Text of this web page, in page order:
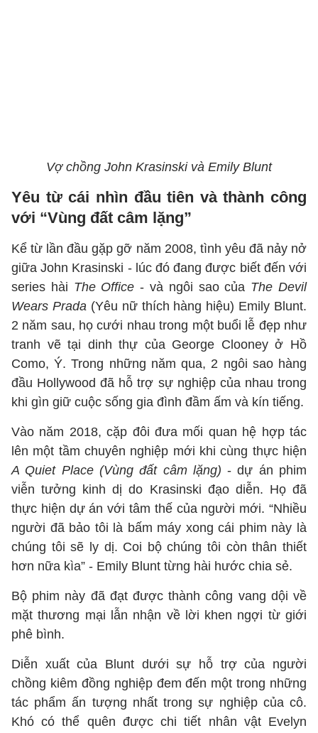
Vợ chồng John Krasinski và Emily Blunt
Yêu từ cái nhìn đầu tiên và thành công
với “Vùng đất câm lặng”
Kể từ lần đầu gặp gỡ năm 2008, tình yêu đã nảy nở
giữa John Krasinski - lúc đó đang được biết đến với
series hài The Office - và ngôi sao của The Devil
Wears Prada(Yêu nữ thích hàng hiệu) Emily Blunt.
2 năm sau, họ cưới nhau trong một buổi lễ đẹp như
tranh vẽ tại dinh thự của George Clooney ở Hồ
Como, Ý. Trong những năm qua, 2 ngôi sao hàng
đầu Hollywood đã hỗ trợ sự nghiệp của nhau trong
khi gìn giữ cuộc sống gia đình đầm ấm và kín tiếng.
Vào năm 2018, cặp đôi đưa mối quan hệ hợp tác
lên một tầm chuyên nghiệp mới khi cùng thực hiện
A Quiet Place (Vùng đất câm lặng) - dự án phim
viễn tưởng kinh dị do Krasinski đạo diễn. Họ đã
thực hiện dự án với tâm thế của người mới. “Nhiều
người đã bảo tôi là bấm máy xong cái phim này là
chúng tôi sẽ ly dị. Coi bộ chúng tôi còn thân thiết
hơn nữa kìa” - Emily Blunt từng hài hước chia sẻ.
Bộ phim này đã đạt được thành công vang dội về
mặt thương mại lẫn nhận về lời khen ngợi từ giới
phê bình.
Diễn xuất của Blunt dưới sự hỗ trợ của người
chồng kiêm đồng nghiệp đem đến một trong những
tác phẩm ấn tượng nhất trong sự nghiệp của cô.
Khó có thể quên được chi tiết nhân vật Evelyn